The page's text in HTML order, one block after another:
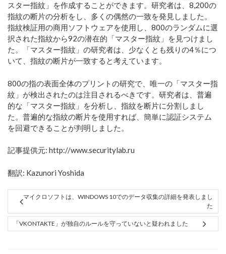
スター指紋」を作成することができます。研究者は、8,200の
指紋の断片の分析をし、多くの偶然の一致を発見しました。
指紋検証用の商用ソフトウェアを使用し、800のランダムに選
択された指紋から92の潜在的「マスター指紋」を見つけまし
た。「マスター指紋」の研究者は、少なくとも残りの4％につ
いて、指紋の断片が一致すると考えています。
800の指の表面全体のプリントの研究で、唯一の「マスター指
紋」が検出されたのは注目されるべきです。研究者は、普遍
的な「マスター指紋」を分析し、指紋を断片に分割しまし
た。普遍的な指紋の断片を使用すれば、簡単に認証システム
を回避できることが判明しました。
記事提供元: http://www.securitylab.ru
翻訳: Kazunori Yoshida
マイクロソフトは、WINDOWS 10でのデータ収集の詳細を発表しまし
た
「VKONTAKTE」が独自のルールを守っていないと疑われました